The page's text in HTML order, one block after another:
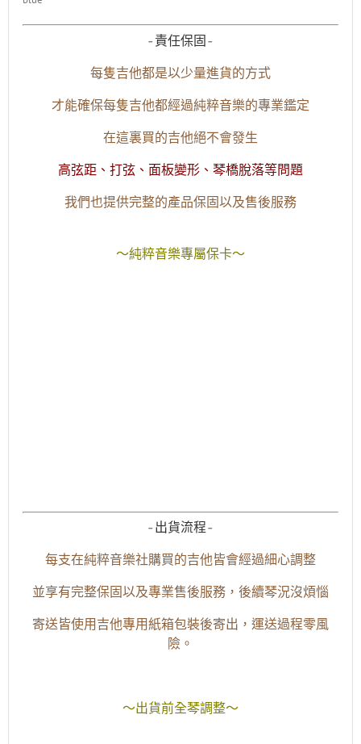
-責任保固-
每隻吉他都是以少量進貨的方式
才能確保每隻吉他都經過純粹音樂的專業鑑定
在這裏買的吉他絕不會發生
高弦距、打弦、面板變形、琴橋脫落等問題
我們也提供完整的產品保固以及售後服務
～純粹音樂專屬保卡～
-出貨流程-
每支在純粹音樂社購買的吉他皆會經過細心調整
並享有完整保固以及專業售後服務，後續琴況沒煩惱
寄送皆使用吉他專用紙箱包裝後寄出，運送過程零風
險。
～出貨前全琴調整～